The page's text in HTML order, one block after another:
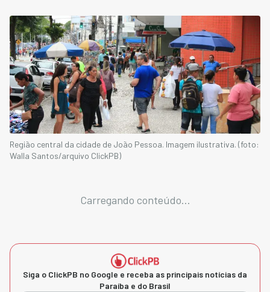
Região central da cidade de João Pessoa. Imagem ilustrativa. (foto:
Walla Santos/arquivo ClickPB)
Carregando conteúdo...
Siga o ClickPB no Google e receba as principais notícias da
Paraíba e do Brasil